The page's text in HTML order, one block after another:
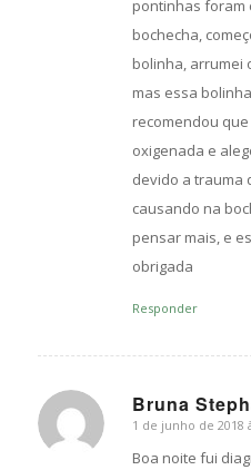
pontinhas foram
bochecha,
bolinha, arrumei
mas essa
recomendou
oxigenada e
devido a trauma
causando na
pensar mais, e
obrigada
Responder
Bruna
s
ays:
1 de junho de 2018
Boa noite fui